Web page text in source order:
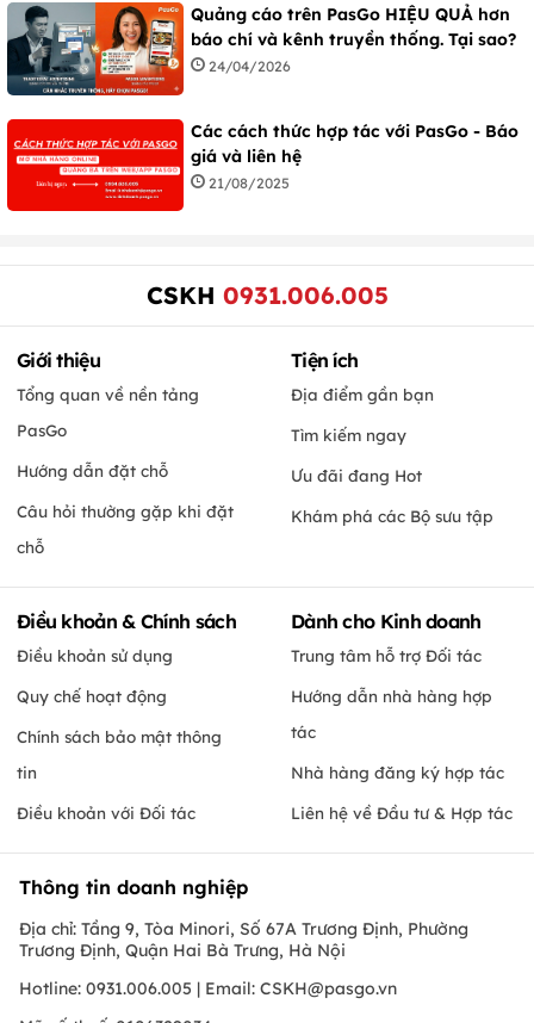
Quảng cáo trên PasGo HIỆU QUẢ hơn
báo chí và kênh truyền thống. Tại sao?
24/04/2026
Các cách thức hợp tác với PasGo - Báo
giá và liên hệ
21/08/2025
CSKH 0931.006.005
Giới thiệu
Tổng quan về nền tảng
PasGo
Hướng dẫn đặt chỗ
Câu hỏi thường gặp khi đặt
chỗ
Tiện ích
Địa điểm gần bạn
Tìm kiếm ngay
Ưu đãi đang Hot
Khám phá các Bộ sưu tập
Điều khoản & Chính sách
Điều khoản sử dụng
Quy chế hoạt động
Chính sách bảo mật thông
tin
Điều khoản với Đối tác
Dành cho Kinh doanh
Trung tâm hỗ trợ Đối tác
Hướng dẫn nhà hàng hợp
tác
Nhà hàng đăng ký hợp tác
Liên hệ về Đầu tư & Hợp tác
Thông tin doanh nghiệp
Địa chỉ: Tầng 9, Tòa Minori, Số 67A Trương Định, Phường
Trương Định, Quận Hai Bà Trưng, Hà Nội
Hotline: 0931.006.005 | Email: CSKH@pasgo.vn